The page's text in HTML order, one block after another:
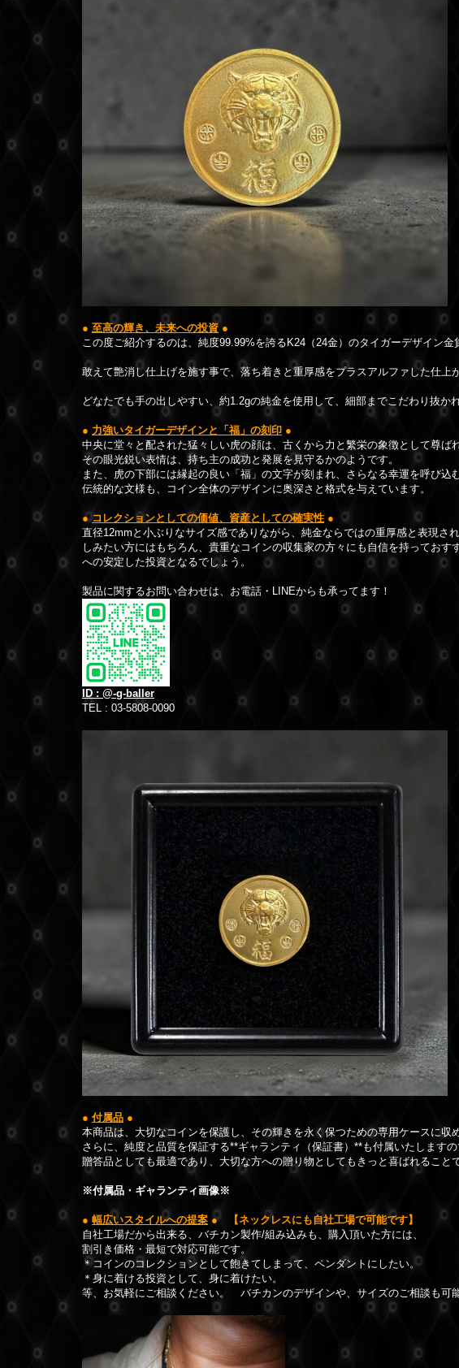
● 至高の輝き、未来への投資 ●
この度ご紹介するのは、純度99.99%を誇るK24（24金）のタイガーデザイン金
敢えて艶消し仕上げを施す事で、落ち着きと重厚感をプラスアルファした仕上
どなたでも手の出しやすい、約1.2gの純金を使用して、細部までこだわり抜か
● 力強いタイガーデザインと「福」の刻印 ●
中央に堂々と配された猛々しい虎の顔は、古くから力と繁栄の象徴として尊ば
その眼光鋭い表情は、持ち主の成功と発展を見守るかのようです。
また、虎の下部には縁起の良い「福」の文字が刻まれ、さらなる幸運を呼び
伝統的な文様も、コイン全体のデザインに奥深さと格式を与えています。
● コレクションとしての価値、資産としての確実性 ●
直径12mmと小ぶりなサイズ感でありながら、純金ならではの重厚感と表現
しみたい方にはもちろん、貴重なコインの収集家の方々にも自信を持ってお
への安定した投資となるでしょう。
製品に関するお問い合わせは、お電話・LINEからも承ってます！
ID : @-g-baller
TEL : 03-5808-0090
● 付属品 ●
本商品は、大切なコインを保護し、その輝きを永く保つための専用ケースに収
さらに、純度と品質を保証する**ギャランティ（保証書）**も付属いたします
贈答品としても最適であり、大切な方への贈り物としてもきっと喜ばれること
※付属品・ギャランティ画像※
● 幅広いスタイルへの提案 ●【ネックレスにも自社工場で可能です】
自社工場だから出来る、バチカン製作/組み込みも、購入頂いた方には、
割引き価格・最短で対応可能です。
＊コインのコレクションとして飽きてしまって、ペンダントにしたい。
＊身に着ける投資として、身に着けたい。
等、お気軽にご相談ください。 バチカンのデザインや、サイズのご相談も可能